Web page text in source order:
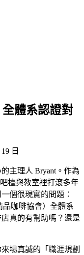
體系認證對
日
主理人 Bryant。作為
檯與教室裡打滾多年
個很現實的問題：
品咖啡協會）全體系
真的有幫助嗎？還是
場真誠的「職涯規劃